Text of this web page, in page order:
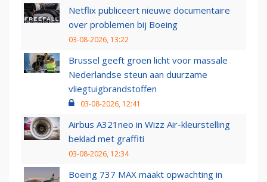
Netflix publiceert nieuwe documentaire
over problemen bij Boeing
03-08-2026, 13:22
Brussel geeft groen licht voor massale
Nederlandse steun aan duurzame
vliegtuigbrandstoffen
03-08-2026, 12:41
Airbus A321neo in Wizz Air-kleurstelling
beklad met graffiti
03-08-2026, 12:34
Boeing 737 MAX maakt opwachting in